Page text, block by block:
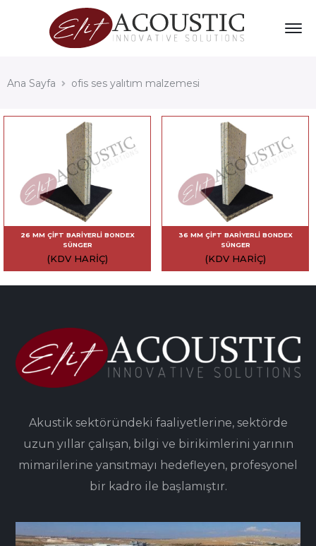
Ana Sayfa ofis ses yalıtım malzemesi
26 MM ÇIFT BARIYERLI BONDEX
SÜNGER
(KDV HARIÇ)
36 MM ÇIFT BARIYERLI BONDEX
SÜNGER
(KDV HARIÇ)
Akustik sektöründeki faaliyetlerine, sektörde
uzun yıllar çalışan, bilgi ve birikimlerini yarının
mimarilerine yansıtmayı hedefleyen, profesyonel
bir kadro ile başlamıştır.